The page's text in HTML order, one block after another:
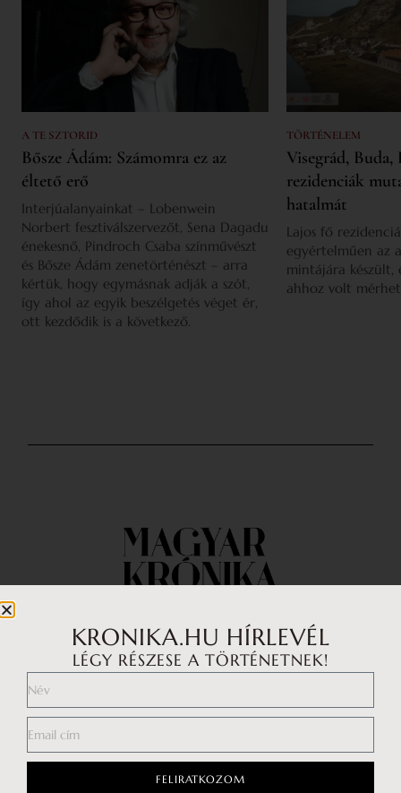
A TE SZTORID
Bősze Ádám: Számomra ez az
éltető erő
Interjúalanyainkat – Lobenwein
Norbert fesztiválszervezőt, Sena Dagadu
énekesnő, Pindroch Csaba színművészt
és Bősze Ádám zenetörténészt – arra
kértük, hogy egymásnak adják a szót,
így ahol az egyik beszélgetés véget ér,
ott kezdődik is a következő.
TÖRTÉNELEM
Visegrád,
rezidenciák
hatalmát
Lajos fő
egyértelműen az
mintájára készült,
ahhoz volt
Impresszum
Általános Szerződési Feltételek
Adatkezelési tájékoztató
KRONIKA.HU HÍRLEVÉL
LÉGY RÉSZESE A TÖRTÉNETNEK!
FELIRATKOZOM